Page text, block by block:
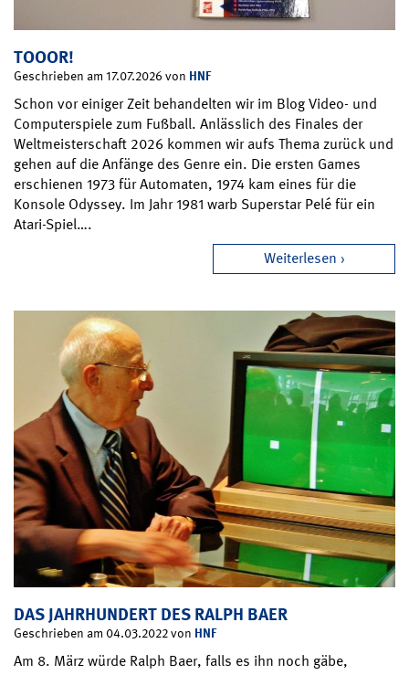
TOOOR!
Geschrieben am 17.07.2026 von HNF
Schon vor einiger Zeit behandelten wir im Blog Video- und
Computerspiele zum Fußball. Anlässlich des Finales der
Weltmeisterschaft 2026 kommen wir aufs Thema zurück und
gehen auf die Anfänge des Genre ein. Die ersten Games
erschienen 1973 für Automaten, 1974 kam eines für die
Konsole Odyssey. Im Jahr 1981 warb Superstar Pelé für ein
Atari-Spiel….
Weiterlesen
DAS JAHRHUNDERT DES RALPH BAER
Geschrieben am 04.03.2022 von HNF
Am 8. März würde Ralph Baer, falls es ihn noch gäbe,